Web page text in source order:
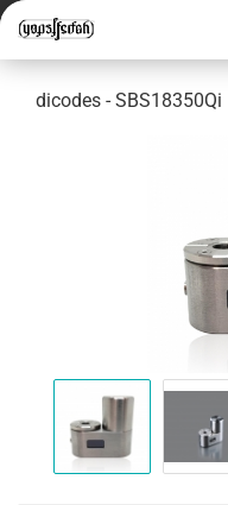
dicodes - SBS18350Qi